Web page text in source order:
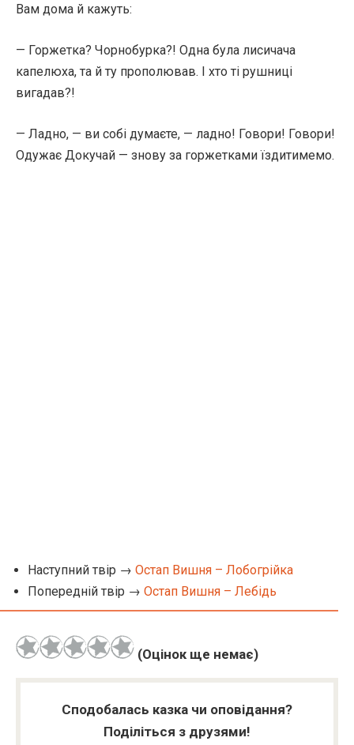
Вам дома й кажуть:
— Горжетка? Чорнобурка?! Одна була лисичача
капелюха, та й ту прополював. І хто ті рушниці
вигадав?!
— Ладно, — ви собі думаєте, — ладно! Говори! Говори!
Одужає Докучай — знову за горжетками їздитимемо.
Наступний твір → Остап Вишня – Лобогрійка
Попередній твір → Остап Вишня – Лебідь
(Оцінок ще немає)
Сподобалась казка чи оповідання?
Поділіться з друзями!